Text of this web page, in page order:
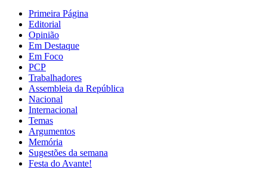
Primeira Página
Editorial
Opinião
Em Destaque
Em Foco
PCP
Trabalhadores
Assembleia da República
Nacional
Internacional
Temas
Argumentos
Memória
Sugestões da semana
Festa do Avante!